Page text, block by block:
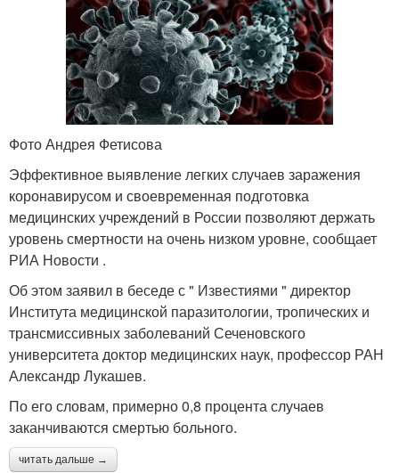
Фото Андрея Фетисова
Эффективное выявление легких случаев заражения
коронавирусом и своевременная подготовка
медицинских учреждений в России позволяют держать
уровень смертности на очень низком уровне, сообщает
РИА Новости .
Об этом заявил в беседе с " Известиями " директор
Института медицинской паразитологии, тропических и
трансмиссивных заболеваний Сеченовского
университета доктор медицинских наук, профессор РАН
Александр Лукашев.
По его словам, примерно 0,8 процента случаев
заканчиваются смертью больного.
читать дальше →